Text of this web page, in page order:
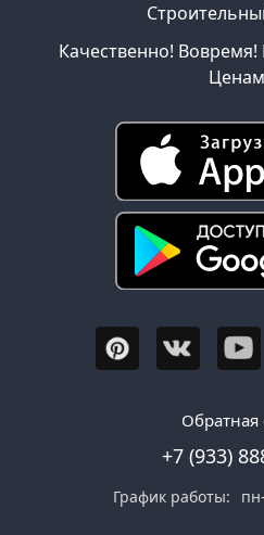
Качественно!
Обратная
+7 (933)
График работы: